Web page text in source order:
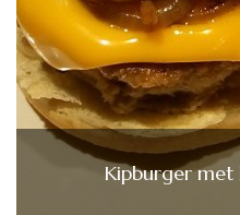
Kipburger met